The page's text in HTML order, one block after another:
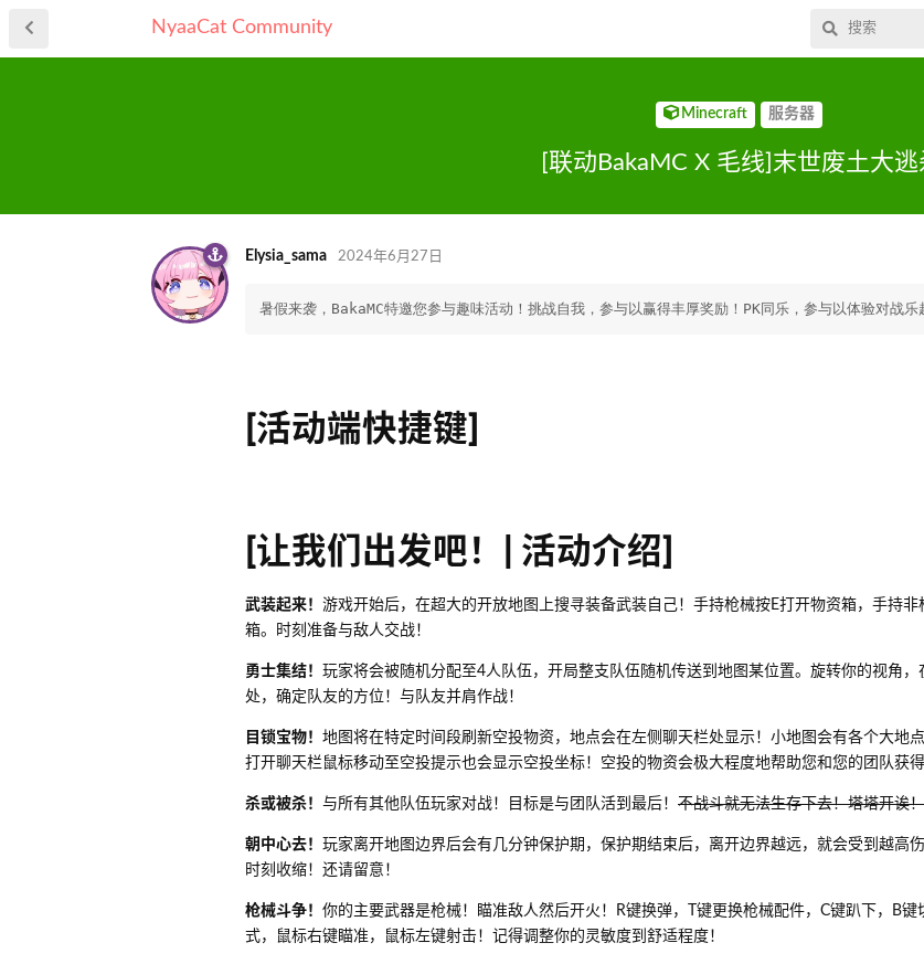
NyaaCat Community
Minecraft 服务器
[联动BakaMC X 毛线]末世废土大逃
Elysia_sama 2024年6月27日
暑假来袭，BakaMC特邀您参与趣味活动！挑战自我，参与以赢得丰厚奖励！PK同乐，参与以体验对战乐
[活动端快捷键]
[让我们出发吧！| 活动介绍]
武装起来！ 游戏开始后，在超大的开放地图上搜寻装备武装自己！手持枪械按E打开物资箱，手持非
箱。时刻准备与敌人交战！
勇士集结！ 玩家将会被随机分配至4人队伍，开局整支队伍随机传送到地图某位置。旋转你的视角，
处，确定队友的方位！与队友并肩作战！
目锁宝物！ 地图将在特定时间段刷新空投物资，地点会在左侧聊天栏处显示！小地图会有各个大地
打开聊天栏鼠标移动至空投提示也会显示空投坐标！空投的物资会极大程度地帮助您和您的团队获得
杀或被杀！ 与所有其他队伍玩家对战！目标是与团队活到最后！ 不战斗就无法生存下去！塔塔开诶
朝中心去！ 玩家离开地图边界后会有几分钟保护期，保护期结束后，离开边界越远，就会受到越高
时刻收缩！还请留意！
枪械斗争！ 你的主要武器是枪械！瞄准敌人然后开火！R键换弹，T键更换枪械配件，C键趴下，B键
式，鼠标右键瞄准，鼠标左键射击！记得调整你的灵敏度到舒适程度！